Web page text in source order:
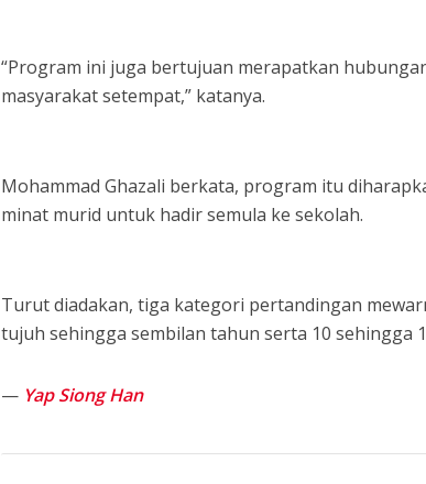
“Program ini juga bertujuan merapatkan
masyarakat setempat,” katanya.
Mohammad Ghazali berkata, program itu
minat murid untuk hadir semula ke sekolah.
Turut diadakan, tiga kategori pertandingan
tujuh sehingga sembilan tahun serta 10 sehingga
— Yap Siong Han